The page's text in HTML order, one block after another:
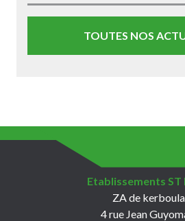
TOUTES NOS
Etablissements ST
ZA de
4 rue Jean